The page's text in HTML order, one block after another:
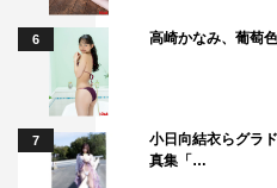
6 高崎かなみ、葡萄
7
小日向結衣らグラ
真集「…